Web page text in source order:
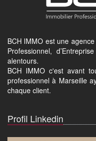
BCH IMMO est une
Professionnel,
alentours.
BCH IMMO c'est avant
professionnel à Marseille
chaque client.
Profil Linkedin